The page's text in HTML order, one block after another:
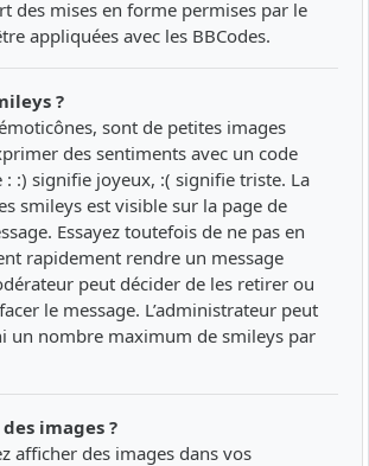
des mises en forme permises par le
appliquées avec les BBCodes.
?
sont de petites images
des sentiments avec un code
:) signifie joyeux, :( signifie triste. La
smileys est visible sur la page de
Essayez toutefois de ne pas en
rapidement rendre un message
peut décider de les retirer ou
le message. L’administrateur peut
un nombre maximum de smileys par
images ?
afficher des images dans vos